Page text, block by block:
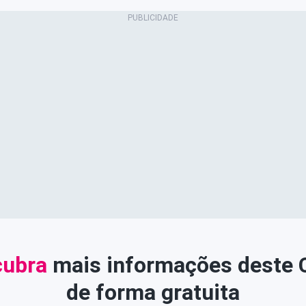
mais informações deste
de forma gratuita